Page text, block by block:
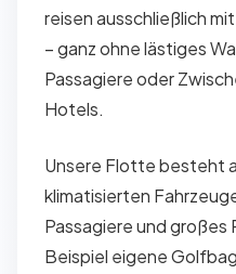
reisen ausschließlich
– ganz ohne lästiges
Passagiere oder
Hotels.
Unsere Flotte besteht
klimatisierten
Passagiere und großes
Beispiel eigene